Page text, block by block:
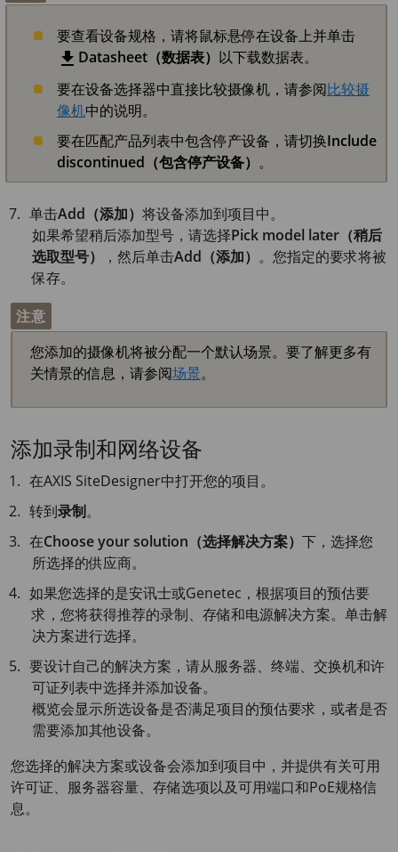
要查看设备规格，请将鼠标悬停在设备上并单击
Datasheet（数据表） 以下载数据表。
要在设备选择器中直接比较摄像机，请参阅比较摄
像机中的说明。
要在匹配产品列表中包含停产设备，请切换Include
discontinued（包含停产设备） 。
单击Add（添加）将设备添加到项目中。
如果希望稍后添加型号，请选择Pick model later（稍后
选取型号）
，然后单击Add（添加） 。您指定的要求将被
保存。
注意
您添加的摄像机将被分配一个默认场景。要了解更多有
关情景的信息，请参阅场景。
添加录制和网络设备
在AXIS SiteDesigner中打开您的项目。
转到录制。
在Choose your solution（选择解决方案）下，选择您
所选择的供应商。
如果您选择的是安讯士或Genetec，根据项目的预估要
求，您将获得推荐的录制、存储和电源解决方案。单击解
决方案进行选择。
要设计自己的解决方案，请从服务器、终端、交换机和许
可证列表中选择并添加设备。
概览会显示所选设备是否满足项目的预估要求，或者是否
需要添加其他设备。
您选择的解决方案或设备会添加到项目中，并提供有关可用
许可证、服务器容量、存储选项以及可用端口和PoE规格信
息。